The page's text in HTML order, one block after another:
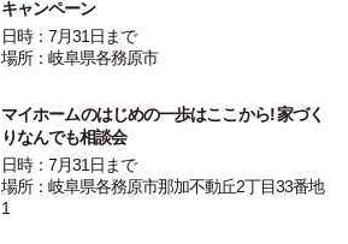
キャンペーン
日時：7月31日まで
場所：岐阜県各務原市
マイホームのはじめの一歩はここから! 家づく
りなんでも相談会
日時：7月31日まで
場所：岐阜県各務原市那加不動丘2丁目33番地
1